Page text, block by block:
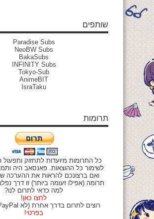
שותפים
Paradise Subs
NeoBW Subs
BakaSubs
INFINITY Subs
Tokyo-Sub
AnimeBIT
IsraTaku
תרומות
כל התרומות מיועדות לתחזוק ותפעול
לשימור כל ההוצאות. פאנסאב היה
ואם ברצונכם להראות את ההערכה
תרומה (אפילו זעומה ביותר) זו דרך
למה כדאי לתרום לנו?
לחצו כאן!
רוצים לתרום בדרך אחרת (לא PayPal)?
בפרטי!